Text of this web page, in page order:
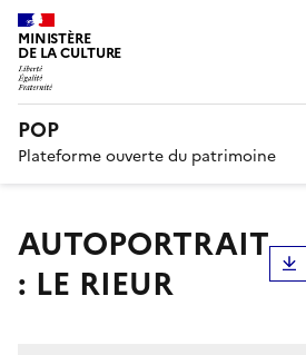
MINISTÈRE
DE LA CULTURE
POP
Plateforme ouverte du patrimoine
AUTOPORTRAIT
: LE RIEUR